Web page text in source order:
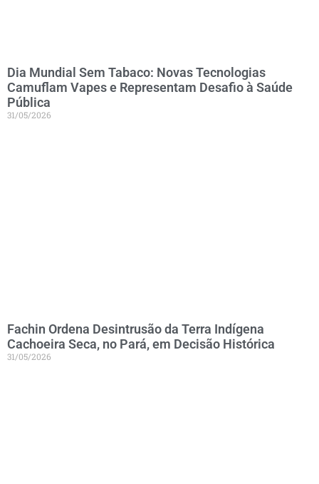
Dia Mundial Sem Tabaco: Novas Tecnologias
Camuflam Vapes e Representam Desafio à Saúde
Pública
31/05/2026
Fachin Ordena Desintrusão da Terra Indígena
Cachoeira Seca, no Pará, em Decisão Histórica
31/05/2026